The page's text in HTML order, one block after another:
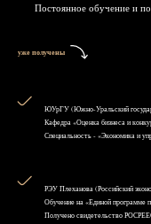
Постоянное обучение и
уже получены
ЮУрГУ (Южно-Уральский
Кафедра «Оценка бизнеса и
Специальность - «Экономика и
РЭУ Плеханова (Российский
Обучение на «Единой программе
Получено свидетельство